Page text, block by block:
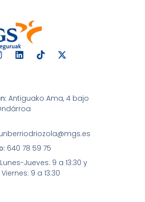
Antiguako Ama, 4 bajo
640 78 59 75
Lunes-Jueves: 9 a 13:30 y
9 a 13:30